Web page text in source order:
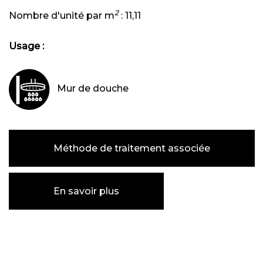
Nombre d'unité par m2: 11,11
Usage :
Mur de douche
Méthode de traitement associée
En savoir plus